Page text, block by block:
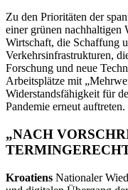
Zu den Prioritäten der
einer grünen
Wirtschaft, die Schaffung
Verkehrsinfrastrukturen,
Forschung und neue
Arbeitsplätze mit
Widerstandsfähigkeit für
Pandemie erneut auftreten.
„NACH
Kroatiens Nationaler